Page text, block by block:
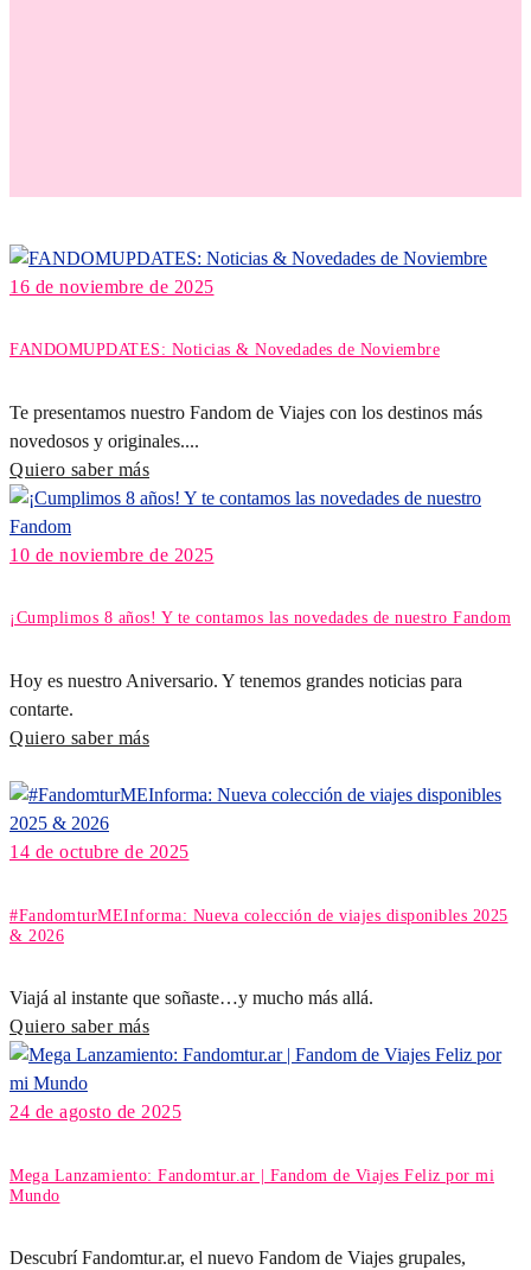
16 de noviembre de 2025
FANDOMUPDATES: Noticias & Novedades de Noviembre
Te presentamos nuestro Fandom de Viajes con los destinos más
novedosos y originales....
Quiero saber más
10 de noviembre de 2025
¡Cumplimos 8 años! Y te contamos las novedades de nuestro Fandom
Hoy es nuestro Aniversario. Y tenemos grandes noticias para
contarte.
Quiero saber más
14 de octubre de 2025
#FandomturMEInforma: Nueva colección de viajes disponibles 2025
& 2026
Viajá al instante que soñaste…y mucho más allá.
Quiero saber más
24 de agosto de 2025
Mega Lanzamiento: Fandomtur.ar | Fandom de Viajes Feliz por mi
Mundo
Descubrí Fandomtur.ar, el nuevo Fandom de Viajes grupales,